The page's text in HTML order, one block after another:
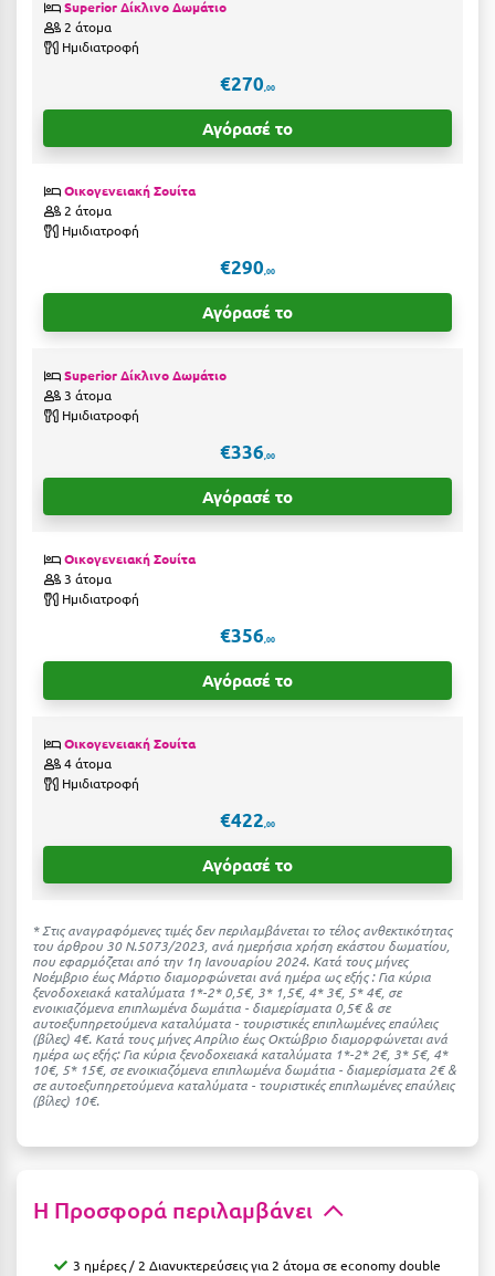
Ιωάννινα
Καβάλα
Καλάβρυτα
Καλαμάτα
Καλαμπάκα
Κάλυμνος
Καμένα Βούρλα
Καρδάμαινα
Καρπενήσι
Κάσος
Κασσάνδρα
Καστοριά
Κατερίνη
Κερατέα
Κεφαλονιά
Κοζάνη
Κοκκώνι Κορινθίας
Κομοτηνή
Κορώνη
Κουρούτα Ηλείας
Superior Δίκλινο Δωμάτιο
2 άτομα
Ημιδιατροφή
€270 ,00
Αγόρασέ το
Οικογενειακή Σουίτα
2 άτομα
Ημιδιατροφή
€290 ,00
Αγόρασέ το
Superior Δίκλινο Δωμάτιο
3 άτομα
Ημιδιατροφή
€336 ,00
Αγόρασέ το
Οικογενειακή Σουίτα
3 άτομα
Ημιδιατροφή
€356 ,00
Αγόρασέ το
Οικογενειακή Σουίτα
4 άτομα
Ημιδιατροφή
€422 ,00
Αγόρασέ το
* Στις αναγραφόμενες τιμές δεν περιλαμβάνεται το τέλος ανθεκτικότητας
του άρθρου 30 Ν.5073/2023, ανά ημερήσια χρήση εκάστου δωματίου,
που εφαρμόζεται από την 1η Ιανουαρίου 2024. Κατά τους μήνες
Νοέμβριο έως Μάρτιο διαμορφώνεται ανά ημέρα ως εξής : Για κύρια
ξενοδοχειακά καταλύματα 1*-2* 0,5€, 3* 1,5€, 4* 3€, 5* 4€, σε
ενοικιαζόμενα επιπλωμένα δωμάτια - διαμερίσματα 0,5€ & σε
αυτοεξυπηρετούμενα καταλύματα - τουριστικές επιπλωμένες επαύλεις
(βίλες) 4€. Kατά τους μήνες Απρίλιο έως Οκτώβριο διαμορφώνεται ανά
ημέρα ως εξής: Για κύρια ξενοδοχειακά καταλύματα 1*-2* 2€, 3* 5€, 4*
10€, 5* 15€, σε ενοικιαζόμενα επιπλωμένα δωμάτια - διαμερίσματα 2€ &
σε αυτοεξυπηρετούμενα καταλύματα - τουριστικές επιπλωμένες επαύλεις
(βίλες) 10€.
Η Προσφορά περιλαμβάνει
3 ημέρες / 2 Διανυκτερεύσεις για 2 άτομα σε economy double